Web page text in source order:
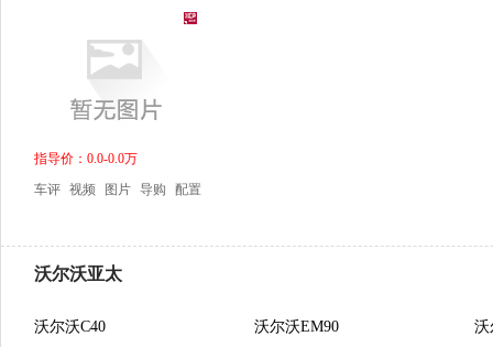
指导价：0.0-0.0万
车评 视频 图片 导购 配置
沃尔沃亚太
沃尔沃C40 沃尔沃EM90 沃